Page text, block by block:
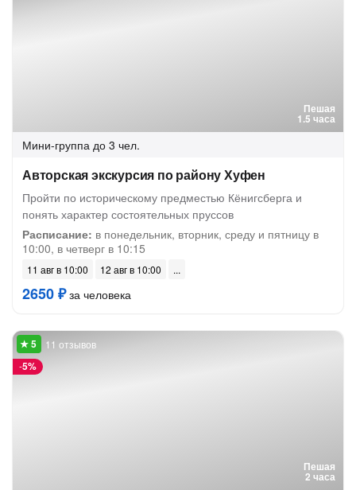
Пешая
1.5 часа
Мини-группа до 3 чел.
Авторская экскурсия по району Хуфен
Пройти по историческому предместью Кёнигсберга и
понять характер состоятельных пруссов
Расписание: в понедельник, вторник, среду и пятницу в
10:00, в четверг в 10:15
11 авг в 10:00 12 авг в 10:00
2650 ₽за человека
Пешая
2 часа
-5%
11 отзывов